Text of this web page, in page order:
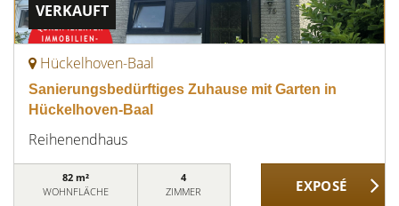
VERKAUFT
Hückelhoven-Baal
Sanierungsbedürftiges Zuhause mit Garten in
Hückelhoven-Baal
Reihenendhaus
82 m²
WOHNFLÄCHE
4
ZIMMER